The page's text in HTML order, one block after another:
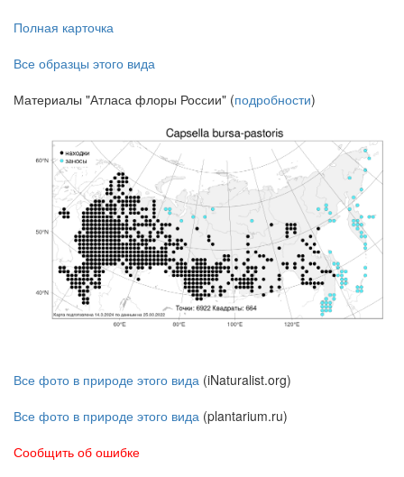
Полная карточка
Все образцы этого вида
Материалы "Атласа флоры России" (подробности)
Все фото в природе этого вида (iNaturalist.org)
Все фото в природе этого вида (plantarium.ru)
Сообщить об ошибке